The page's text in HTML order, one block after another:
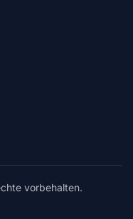
vorbehalten.